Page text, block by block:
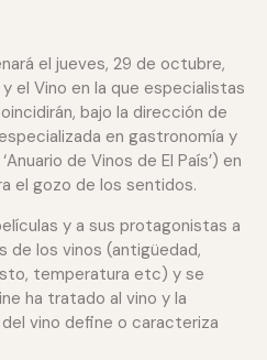
el jueves, 29 de octubre,
el Vino en la que especialistas
bajo la dirección de
en gastronomía y
de Vinos de El País’) en
el gozo de los sentidos.
y a sus protagonistas a
los vinos (antigüedad,
temperatura etc) y se
ha tratado al vino y la
vino define o caracteriza